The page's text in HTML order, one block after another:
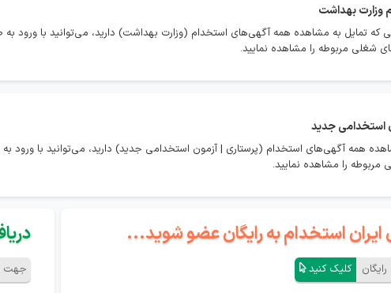
وزارت بهداشت
که تمایل به مشاهده همه آگهی‌های استخدام (وزارت بهداشت) دارید، می‌توانید با
شغلی مربوطه را مشاهده نمایید.
استخدامی جدید
همه آگهی‌های استخدام (پرستاری | آزمون استخدامی جدید) دارید، می‌توانید با
را مشاهده نمایید.
ایران استخدام به رایگان عضو شوید...
کلیک کنید جهت